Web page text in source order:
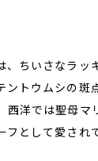
、ちいさなラッ
ントウムシの斑
西洋では聖母マ
として愛され